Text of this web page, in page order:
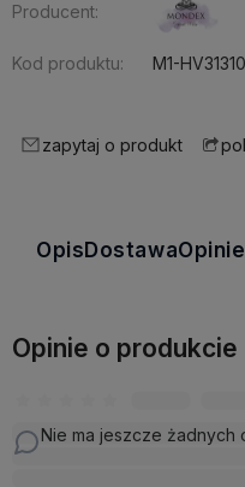
Producent:
Kod produktu: M1-
zapytaj o produkt
OpisDostawaOpinie
Opinie o produkcie
Nie ma jeszcze żadnych